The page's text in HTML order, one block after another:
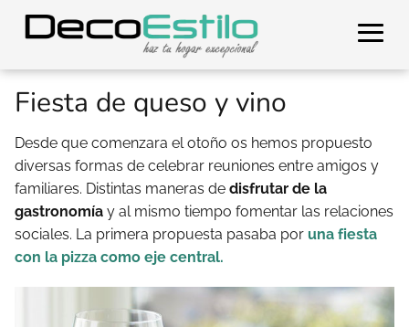
Fiesta de queso y vino
Desde que comenzara el otoño os hemos propuesto
diversas formas de celebrar reuniones entre amigos y
familiares. Distintas maneras de disfrutar de la
gastronomía y al mismo tiempo fomentar las relaciones
sociales. La primera propuesta pasaba por una fiesta
con la pizza como eje central.